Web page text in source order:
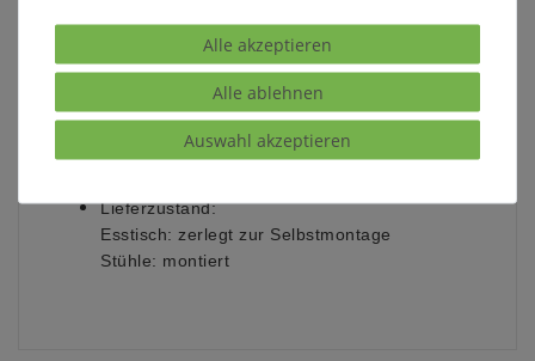
Breite zwischen den Tischbeinen: 51 cm
Holz:Kiefer massiv
weiß lackiert (Holzmaserung
sichtbar)
Lieferzustand:
Esstisch: zerlegt zur Selbstmontage
Stühle: montiert
Alle akzeptieren
Alle ablehnen
Auswahl akzeptieren